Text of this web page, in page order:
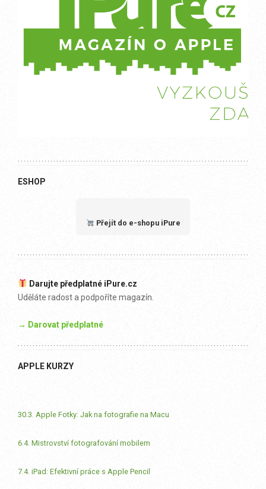
ESHOP
Přejít do e-shopu iPure
Darujte předplatné iPure.cz
Uděláte radost a podpoříte magazín.
→ Darovat předplatné
APPLE KURZY
30.3. Apple Fotky: Jak na fotografie na Macu
6.4. Mistrovství fotografování mobilem
7.4. iPad: Efektivní práce s Apple Pencil